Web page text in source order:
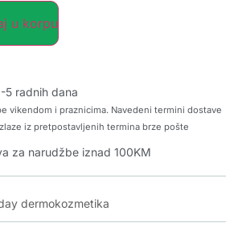
u korpu
5 radnih dana
vikendom i praznicima. Navedeni termini dostave
iz pretpostavljenih termina brze pošte
za narudžbe iznad 100KM
dermokozmetika